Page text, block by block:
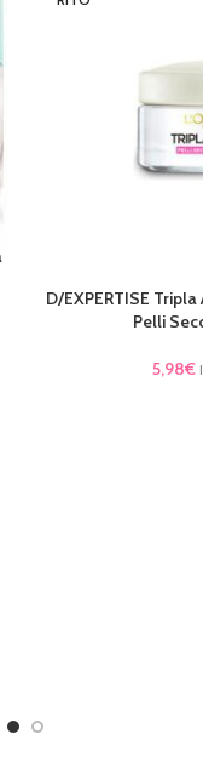
LEGGI TUTTO
D/EXPERTISE
Pelli
5,98€